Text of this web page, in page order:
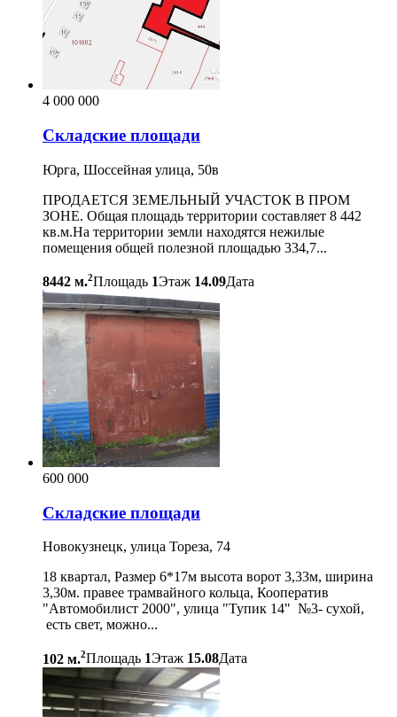
4 000 000
Складские площади
Юрга, Шоссейная улица, 50в
ПРОДАЕТСЯ ЗЕМЕЛЬНЫЙ УЧАСТОК В ПРОМ
ЗОНЕ. Общая площадь территории составляет 8 442
кв.м.На территории земли находятся нежилые
помещения общей полезной площадью 334,7...
8442 м.2Площадь 1Этаж 14.09Дата
600 000
Складские площади
Новокузнецк, улица Тореза, 74
18 квартал, Размер 6*17м высота ворот 3,33м, ширина
3,30м. правее трамвайного кольца, Кооператив
"Автомобилист 2000", улица "Тупик 14" №3- сухой,
есть свет, можно...
102 м.2Площадь 1Этаж 15.08Дата